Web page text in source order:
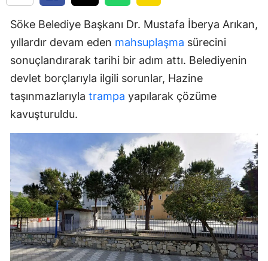
Söke Belediye Başkanı Dr. Mustafa İberya Arıkan,
yıllardır devam eden mahsuplaşma sürecini
sonuçlandırarak tarihi bir adım attı. Belediyenin
devlet borçlarıyla ilgili sorunlar, Hazine
taşınmazlarıyla trampa yapılarak çözüme
kavuşturuldu.